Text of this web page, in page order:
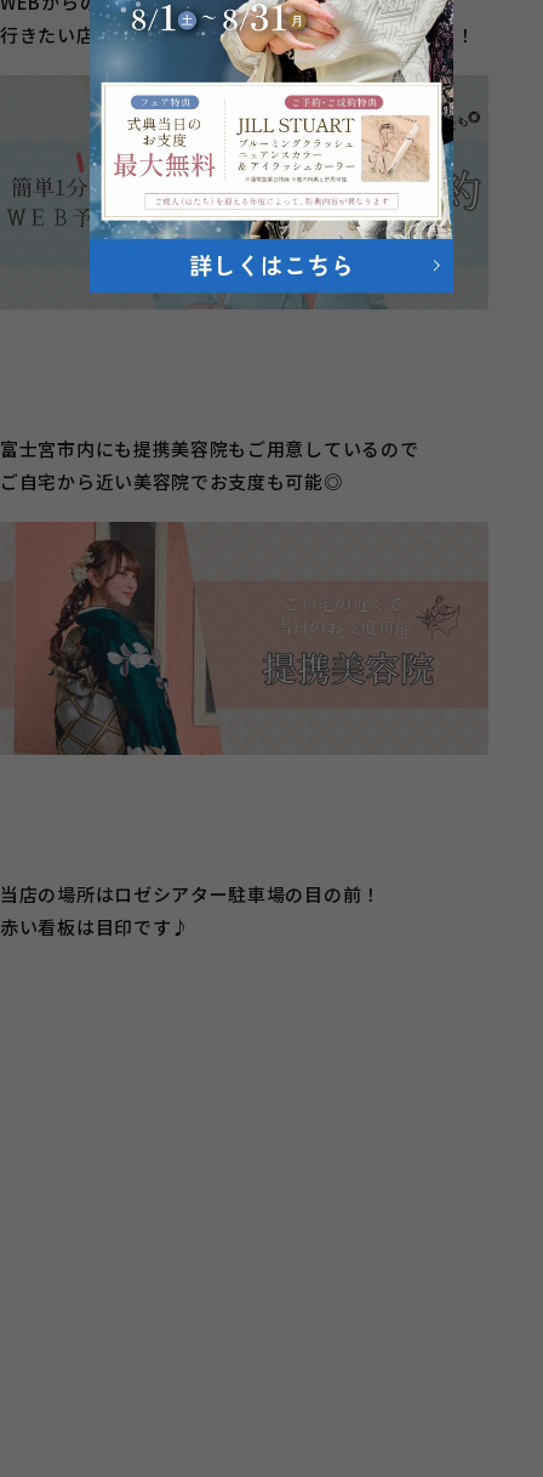
行きたい店舗を選択して頂きご予約に進んでください！
富士宮市内にも提携美容院もご用意しているので
ご自宅から近い美容院でお支度も可能◎
当店の場所はロゼシアター駐車場の目の前！
赤い看板は目印です♪